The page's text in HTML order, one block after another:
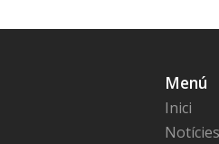
Menú
Inici
Notícies